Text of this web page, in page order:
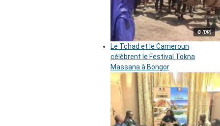
© (DR)
Le Tchad et le Cameroun
célèbrent le Festival Tokna
Massana à Bongor